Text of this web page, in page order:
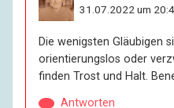
31.07.2022 um
Die wenigsten Gläubigen
orientierungslos oder
finden Trost und Halt.
Antworten